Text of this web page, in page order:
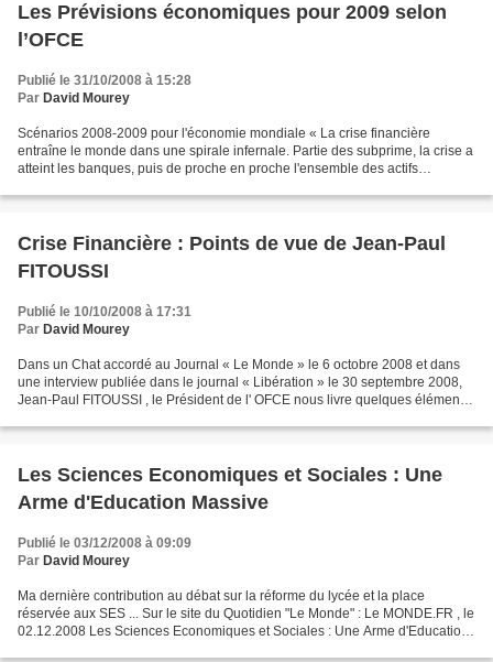
Les Prévisions économiques pour 2009 selon
l’OFCE
Publié le 31/10/2008 à 15:28
Par David Mourey
Scénarios 2008-2009 pour l'économie mondiale « La crise financière
entraîne le monde dans une spirale infernale. Partie des subprime, la crise a
atteint les banques, puis de proche en proche l'ensemble des actifs
Crise Financière : Points de vue de Jean-Paul
FITOUSSI
Publié le 10/10/2008 à 17:31
Par David Mourey
Dans un Chat accordé au Journal « Le Monde » le 6 octobre 2008 et dans
une interview publiée dans le journal « Libération » le 30 septembre 2008,
Jean-Paul FITOUSSI , le Président de l' OFCE nous livre quelques éléments
Les Sciences Economiques et Sociales : Une
Arme d'Education Massive
Publié le 03/12/2008 à 09:09
Par David Mourey
Ma dernière contribution au débat sur la réforme du lycée et la place
réservée aux SES ... Sur le site du Quotidien "Le Monde" : Le MONDE.FR , le
02.12.2008 Les Sciences Economiques et Sociales : Une Arme d'Education